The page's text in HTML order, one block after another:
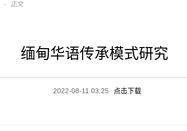
- 正文
缅甸华语传承模式研究
2022-08-11 03:25 点击下载